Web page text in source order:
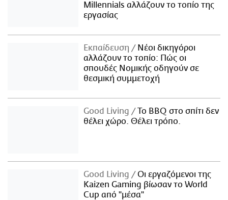
Millennials αλλάζουν το τοπίο της
εργασίας
Εκπαίδευση
Νέοι δικηγόροι
αλλάζουν το τοπίο: Πώς οι
σπουδές Νομικής οδηγούν σε
θεσμική συμμετοχή
Good Living
Το BBQ στο σπίτι δεν
θέλει χώρο. Θέλει τρόπο.
Good Living
Οι εργαζόμενοι της
Kaizen Gaming βίωσαν το World
Cup από "μέσα"